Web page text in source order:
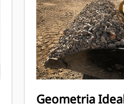
Geometria